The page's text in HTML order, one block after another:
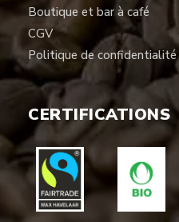
Boutique et bar à café
CGV
Politique de confidentialité
CERTIFICATIONS